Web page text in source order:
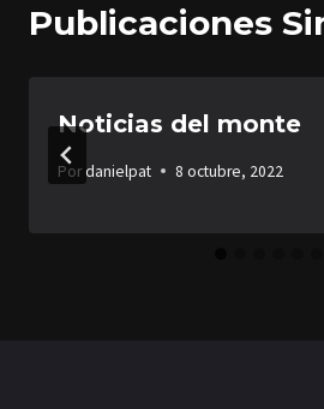
Publicaciones
Noticias del monte
Por danielpat 8 octubre, 2022